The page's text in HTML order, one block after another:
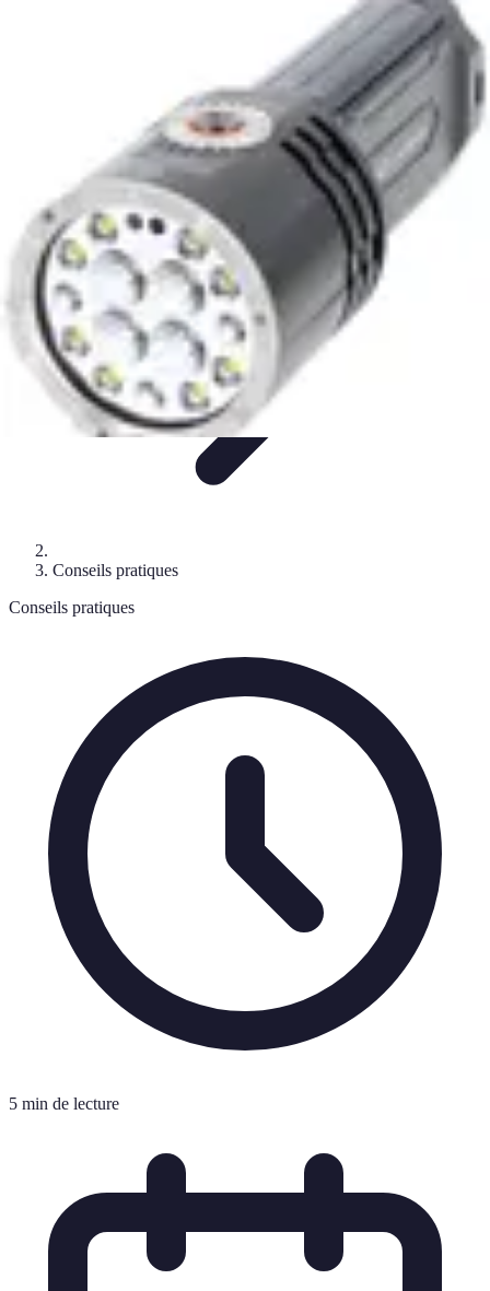
Conseils de préparationChoix du vitrageChoix
Remplacement Vitre
Conseils pratiques
Conseils pratiques
5 min de lecture